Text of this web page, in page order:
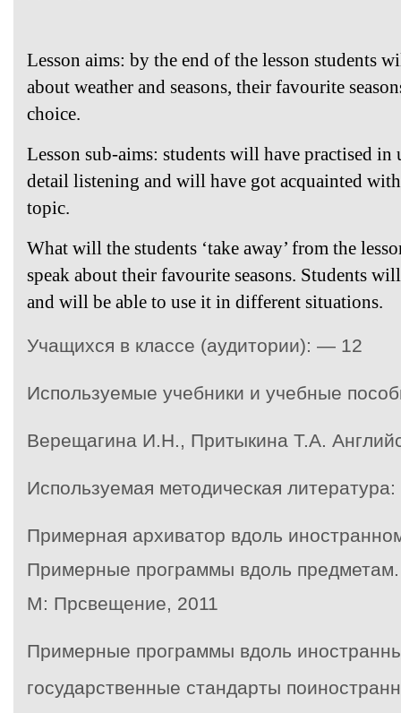
Lesson aims: by the end of the lesson students
about weather and seasons, their favourite
choice.
Lesson sub-aims: students will have practised in
detail listening and will have got acquainted
topic.
What will the students ‘take away’ from the
speak about their favourite seasons. Students
and will be able to use it in different situations.
Учащихся в классе (аудитории): — 12
Используемые учебники и учебные
Верещагина И.Н., Притыкина Т.А.
Используемая методическая
Примерная архиватор вдоль
Примерные программы вдоль
М: Прсвещение, 2011
Примерные программы вдоль
государственные стандарты по